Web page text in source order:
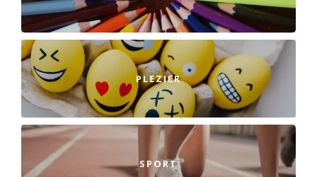
PLEZIER
SPORT